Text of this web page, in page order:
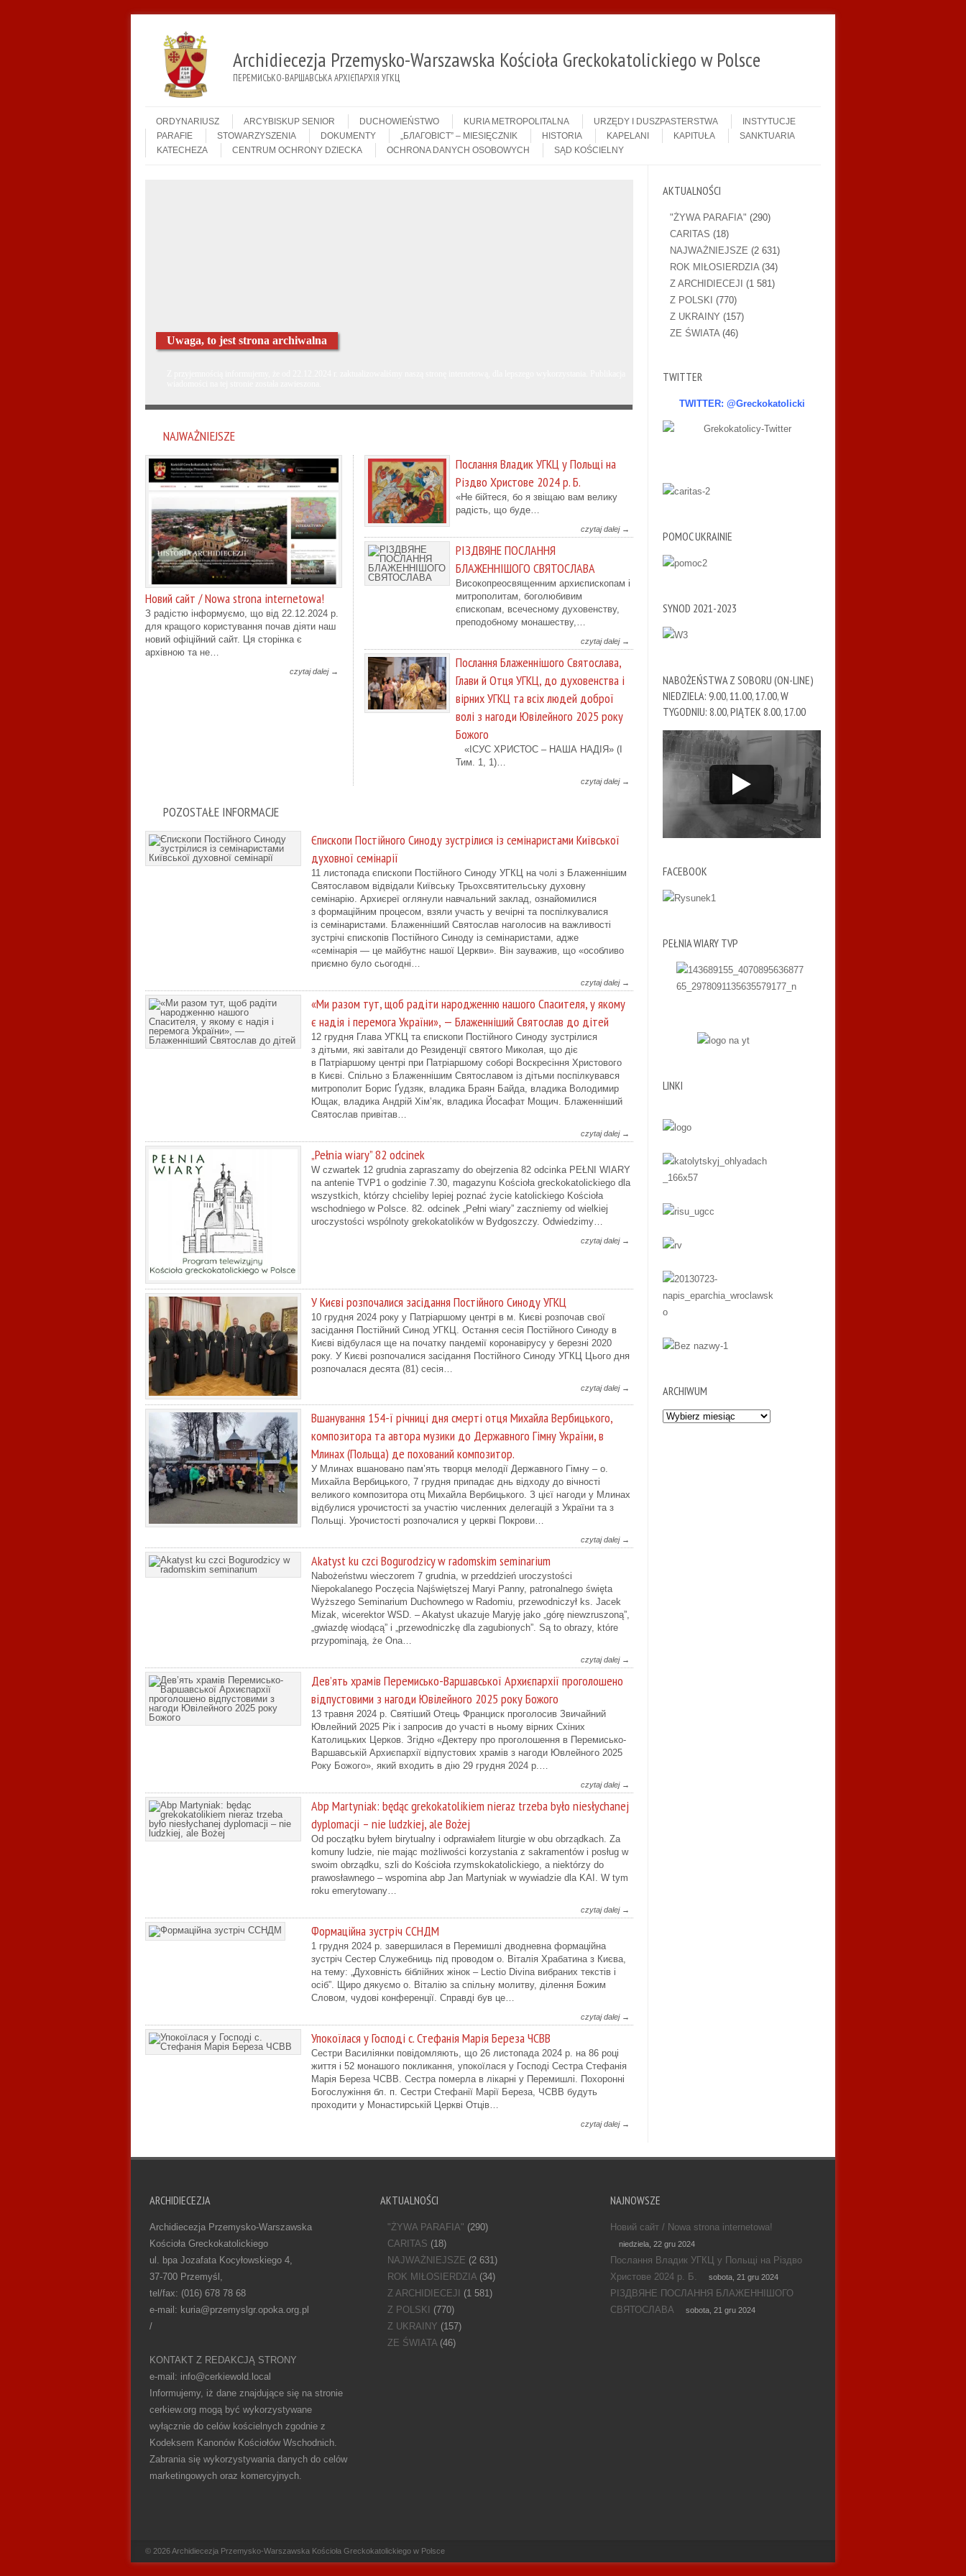
Archidiecezja Przemysko-Warszawska Kościoła Greckokatolickiego w Polsce
ПЕРЕМИСЬКО-ВАРШАВСЬКА АРХІЄПАРХІЯ УГКЦ
Menu
ORDYNARIUSZ
ARCYBISKUP SENIOR DUCHOWIEŃSTWO KURIA METROPOLITALNA URZĘDY I DUSZPASTERSTWA
INSTYTUCJE
PARAFIE
STOWARZYSZENIA DOKUMENTY „БЛАГОВІСТ” – MIESIĘCZNIK HISTORIA KAPELANI KAPITUŁA
SANKTUARIA
KATECHEZA
CENTRUM OCHRONY DZIECKA OCHRONA DANYCH OSOBOWYCH SĄD KOŚCIELNY
Uwaga, to jest strona archiwalna
NAJWAŻNIEJSZE
Новий сайт / Nowa strona internetowa!
З радістю інформуємо, що від 22.12.2024 р.
для кращого користування почав діяти наш
новий офіційний сайт. Ця сторінка є
архівною та не…
czytaj dalej →
Послання Владик УГКЦ у Польщі на
Різдво Христове 2024 р. Б.
«Не бійтеся, бо я звіщаю вам велику
радість, що буде…
czytaj dalej →
РІЗДВЯНЕ ПОСЛАННЯ
БЛАЖЕННІШОГО СВЯТОСЛАВА
Високопреосвященним архиєпископам і
митрополитам, боголюбивим
єпископам, всечесному духовенству,
преподобному монашеству,…
czytaj dalej →
Послання Блаженнішого Святослава,
Глави й Отця УГКЦ, до духовенства і
вірних УГКЦ та всіх людей доброї
волі з нагоди Ювілейного 2025 року
Божого
«ІСУС ХРИСТОС – НАША НАДІЯ» (І
Тим. 1, 1)…
czytaj dalej →
POZOSTAŁE INFORMACJE
Єпископи Постійного Синоду зустрілися із семінаристами Київської
духовної семінарії
11 листопада єпископи Постійного Синоду УГКЦ на чолі з Блаженнішим
Святославом відвідали Київську Трьохсвятительську духовну
семінарію. Архиєреї оглянули навчальний заклад, ознайомилися
з формаційним процесом, взяли участь у вечірні та поспілкувалися
із семінаристами. Блаженніший Святослав наголосив на важливості
зустрічі єпископів Постійного Синоду із семінаристами, адже
«семінарія — це майбутнє нашої Церкви». Він зауважив, що «особливо
приємно було сьогодні…
czytaj dalej →
«Ми разом тут, щоб радіти народженню нашого Спасителя, у якому
є надія і перемога України», — Блаженніший Святослав до дітей
12 грудня Глава УГКЦ та єпископи Постійного Синоду зустрілися
з дітьми, які завітали до Резиденції святого Миколая, що діє
в Патріаршому центрі при Патріаршому соборі Воскресіння Христового
в Києві. Спільно з Блаженнішим Святославом із дітьми поспілкувався
митрополит Борис Ґудзяк, владика Браян Байда, владика Володимир
Ющак, владика Андрій Хім’як, владика Йосафат Мощич. Блаженніший
Святослав привітав…
czytaj dalej →
„Pełnia wiary” 82 odcinek
W czwartek 12 grudnia zapraszamy do obejrzenia 82 odcinka PEŁNI WIARY
na antenie TVP1 o godzinie 7.30, magazynu Kościoła greckokatolickiego dla
wszystkich, którzy chcieliby lepiej poznać życie katolickiego Kościoła
wschodniego w Polsce. 82. odcinek „Pełni wiary” zaczniemy od wielkiej
uroczystości wspólnoty grekokatolików w Bydgoszczy. Odwiedzimy…
czytaj dalej →
У Києві розпочалися засідання Постійного Синоду УГКЦ
10 грудня 2024 року у Патріаршому центрі в м. Києві розпочав свої
засідання Постійний Синод УГКЦ. Остання сесія Постійного Синоду в
Києві відбулася ще на початку пандемії коронавірусу у березні 2020
року. У Києві розпочалися засідання Постійного Синоду УГКЦ Цього дня
розпочалася десята (81) сесія…
czytaj dalej →
Вшанування 154-ї річниці дня смерті отця Михайла Вербицького,
композитора та автора музики до Державного Гімну України, в
Млинах (Польща) де похований композитор.
У Млинах вшановано пам’ять творця мелодії Державного Гімну – о.
Михайла Вербицького, 7 грудня припадає днь відходу до вічності
великого композитора отц Михайла Вербицького. З цієї нагоди у Млинах
відбулися урочистості за участію численних делегацій з України та з
Польщі. Урочистості розпочалися у церкві Покрови…
czytaj dalej →
Akatyst ku czci Bogurodzicy w radomskim seminarium
Nabożeństwu wieczorem 7 grudnia, w przeddzień uroczystości
Niepokalanego Poczęcia Najświętszej Maryi Panny, patronalnego święta
Wyższego Seminarium Duchownego w Radomiu, przewodniczył ks. Jacek
Mizak, wicerektor WSD. – Akatyst ukazuje Maryję jako „górę niewzruszoną”,
„gwiazdę wiodącą” i „przewodniczkę dla zagubionych”. Są to obrazy, które
przypominają, że Ona…
czytaj dalej →
Дев’ять храмів Перемисько-Варшавської Архиєпархії проголошено
відпустовими з нагоди Ювілейного 2025 року Божого
13 травня 2024 р. Святіший Отець Франциск проголосив Звичайний
Ювлейний 2025 Рік і запросив до участі в ньому вірних Схіних
Католицьких Церков. Згідно «Дектеру про проголошення в Перемисько-
Варшавській Архиєпархії відпустових храмів з нагоди Ювлейного 2025
Року Божого», який входить в дію 29 грудня 2024 р.…
czytaj dalej →
Abp Martyniak: będąc grekokatolikiem nieraz trzeba było niesłychanej
dyplomacji – nie ludzkiej, ale Bożej
Od początku byłem birytualny i odprawiałem liturgie w obu obrządkach. Za
komuny ludzie, nie mając możliwości korzystania z sakramentów i posług w
swoim obrządku, szli do Kościoła rzymskokatolickiego, a niektórzy do
prawosławnego – wspomina abp Jan Martyniak w wywiadzie dla KAI. W tym
roku emerytowany…
czytaj dalej →
Формаційна зустріч ССНДМ
1 грудня 2024 р. завершилася в Перемишлі дводневна формаційна
зустріч Сестер Служебниць під проводом о. Віталія Храбатина з Києва,
на тему: „Духовність біблійних жінок – Lectio Divina вибраних текстів і
осіб”. Щиро дякуємо о. Віталію за спільну молитву, ділення Божим
Словом, чудові конференції. Справді був це…
czytaj dalej →
Упокоїлася у Господі с. Стефанія Марія Береза ЧСВВ
Cестри Василіянки повідомляють, що 26 листопада 2024 р. на 86 році
життя і 52 монашого покликання, упокоїлася у Господі Сестра Стефанія
Марія Береза ЧСВВ. Сестра померла в лікарні у Перемишлі. Похоронні
Богослужіння бл. п. Сестри Стефанії Марії Береза, ЧСВВ будуть
проходити у Монастирській Церкві Отців…
czytaj dalej →
AKTUALNOŚCI
"ŻYWA PARAFIA" (290)
CARITAS (18)
NAJWAŻNIEJSZE (2 631)
ROK MIŁOSIERDZIA(34)
Z ARCHIDIECEJI (1 581)
Z POLSKI (770)
Z UKRAINY (157)
ZE ŚWIATA(46)
TWITTER
TWITTER: @Greckokatolicki
POMOC UKRAINIE
SYNOD 2021-2023
NABOŻEŃSTWA Z SOBORU (ON-LINE)
NIEDZIELA: 9.00, 11.00, 17.00, W
TYGODNIU: 8.00, PIĄTEK 8.00, 17.00
FACEBOOK
PEŁNIA WIARY TVP
LINKI
ARCHIWUM
Archiwum
ARCHIDIECEZJA
Archidiecezja Przemysko-Warszawska
Kościoła Greckokatolickiego
ul. bpa Jozafata Kocyłowskiego 4,
37-700 Przemyśl,
tel/fax: (016) 678 78 68
e-mail: kuria@przemyslgr.opoka.org.pl
/
KONTAKT Z REDAKCJĄ STRONY
e-mail: info@cerkiewold.local
Informujemy, iż dane znajdujące się na stronie
cerkiew.org mogą być wykorzystywane
wyłącznie do celów kościelnych zgodnie z
Kodeksem Kanonów Kościołów Wschodnich.
Zabrania się wykorzystywania danych do celów
marketingowych oraz komercyjnych.
AKTUALNOŚCI
"ŻYWA PARAFIA" (290)
CARITAS (18)
NAJWAŻNIEJSZE (2 631)
ROK MIŁOSIERDZIA(34)
Z ARCHIDIECEJI
(1 581)
Z POLSKI
(770)
Z UKRAINY (157)
ZE ŚWIATA(46)
NAJNOWSZE
Новий сайт / Nowa strona internetowa!
niedziela, 22 gru 2024
Послання Владик УГКЦ у Польщі на Різдво
Христове 2024 р. Б.
sobota, 21 gru 2024
РІЗДВЯНЕ ПОСЛАННЯ БЛАЖЕННІШОГО
СВЯТОСЛАВА
sobota, 21 gru 2024
© 2026Archidiecezja Przemysko-Warszawska Kościoła Greckokatolickiego w Polsce